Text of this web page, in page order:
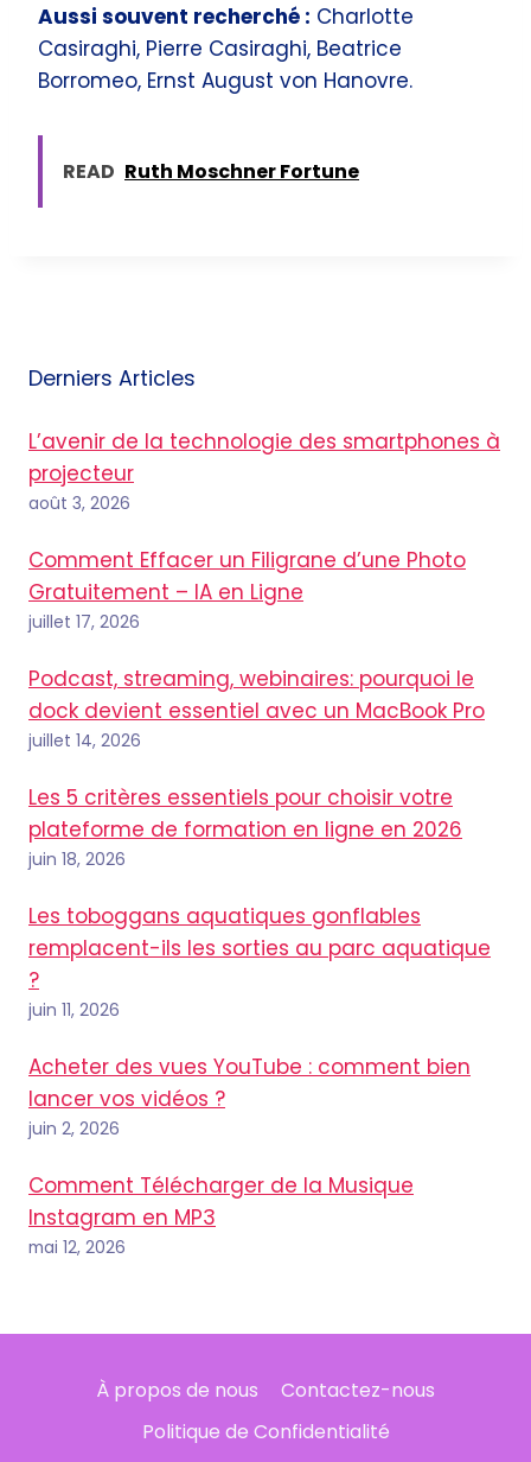
Aussi souvent recherché : Charlotte
Casiraghi, Pierre Casiraghi, Beatrice
Borromeo, Ernst August von Hanovre.
READ Ruth Moschner Fortune
Derniers Articles
L’avenir de la technologie des smartphones à
projecteur
août 3, 2026
Comment Effacer un Filigrane d’une Photo
Gratuitement – IA en Ligne
juillet 17, 2026
Podcast, streaming, webinaires: pourquoi le
dock devient essentiel avec un MacBook Pro
juillet 14, 2026
Les 5 critères essentiels pour choisir votre
plateforme de formation en ligne en 2026
juin 18, 2026
Les toboggans aquatiques gonflables
remplacent-ils les sorties au parc aquatique
?
juin 11, 2026
Acheter des vues YouTube : comment bien
lancer vos vidéos ?
juin 2, 2026
Comment Télécharger de la Musique
Instagram en MP3
mai 12, 2026
À propos de nous
Contactez-nous
Politique de Confidentialité